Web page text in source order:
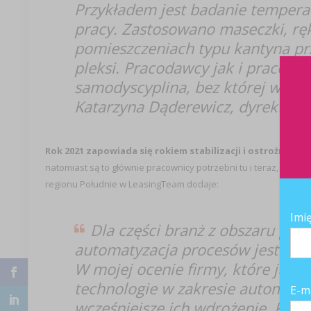
Przykładem jest badanie
pracy. Zastosowano maseczki,
pomieszczeniach typu kantyna
pleksi. Pracodawcy jak i
samodyscyplina, bez której w/w
Katarzyna Dąderewicz, dyrektor
Rok 2021 zapowiada się rokiem stabilizacji i ostrożności.
natomiast są to głównie pracownicy potrzebni tu i teraz,
regionu Południe w LeasingTeam dodaje:
Dla części branż z obszaru
automatyzacja procesów jest
W mojej ocenie firmy, które już
technologie w zakresie
E-